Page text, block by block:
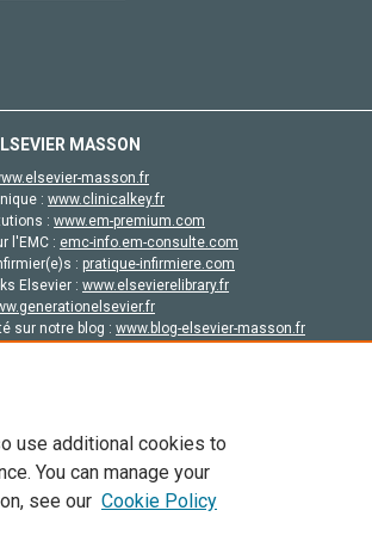
MASSON
masson.fr
: www.clinicalkey.fr
: www.em-premium.com
l'EMC : emc-info.em-consulte.com
: pratique-infirmiere.com
Elsevier : www.elsevierelibrary.fr
sur notre blog : www.blog-elsevier-masson.fr
et ses contributeurs. Tout les droits sont réservés,
en libre accès, les conditions de licence
use additional cookies to
You can manage your
see our Cookie Policy